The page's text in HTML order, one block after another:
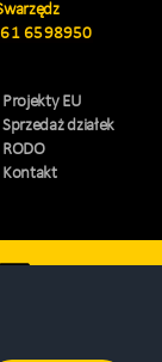
6598950
Projekty EU
Sprzedaż działek
RODO
Kontakt